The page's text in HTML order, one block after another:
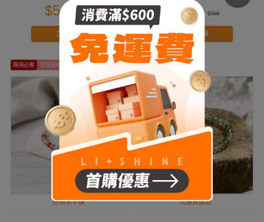
$547 $728
立即搶購
$288 $388
立即搶購
職場必備 日常百搭
熱情系手鍊
大地色系 國風飾品
沉穩質感款